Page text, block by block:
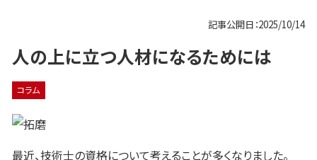
記事公開日：2025/10/14
人の上に立つ人材になるためには
コラム
最近、技術士の資格について考えることが多くなりました。